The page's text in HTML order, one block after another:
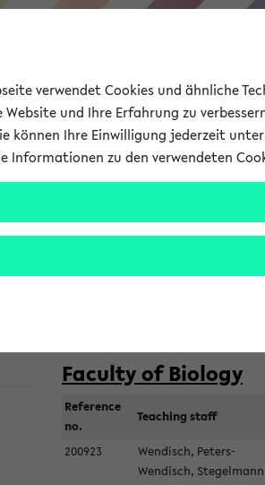
Research
Courses
Semester:
Faculty of Biology
Reference
no.
Teaching staff
200923
Wendisch, Peters-
Wendisch, Stegelmann
verwendet Cookies und ähnliche
Website und Ihre Erfahrung zu
können Ihre Einwilligung jederzeit unter
Informationen zu den verwendeten